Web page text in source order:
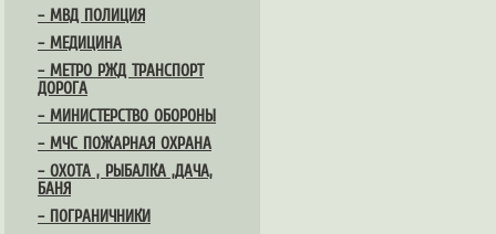
– МВД ПОЛИЦИЯ
– МЕДИЦИНА
– МЕТРО РЖД ТРАНСПОРТ
ДОРОГА
– МИНИСТЕРСТВО ОБОРОНЫ
– МЧС ПОЖАРНАЯ ОХРАНА
– ОХОТА , РЫБАЛКА ,ДАЧА,
БАНЯ
– ПОГРАНИЧНИКИ